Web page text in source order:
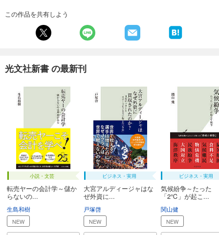
この作品を共有しよう
光文社新書 の最新刊
小説・文芸
転売ヤーの会計学～儲か
らないの...
生島和樹
NEW
ビジネス・実用
大宮アルディージャはな
ぜ外資に...
戸塚啓
NEW
ビジネス・実用
気候紛争～たった
「2℃」が起こ...
関山健
NEW